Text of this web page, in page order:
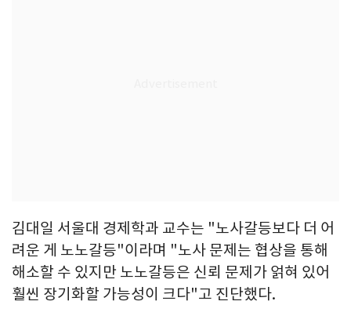
김대일 서울대 경제학과 교수는 "노사갈등보다 더 어
려운 게 노노갈등"이라며 "노사 문제는 협상을 통해
해소할 수 있지만 노노갈등은 신뢰 문제가 얽혀 있어
훨씬 장기화할 가능성이 크다"고 진단했다.